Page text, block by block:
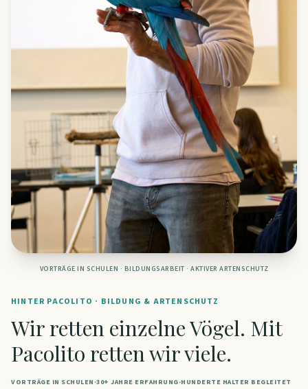
VORTRÄGE IN SCHULEN · BILDUNGSARBEIT · AKTIVER ARTENSCHUTZ
HINTER PACOLITO · BILDUNG & ARTENSCHUTZ
Wir retten einzelne Vögel. Mit
Pacolito retten wir viele.
VORTRÄGE IN SCHULEN ·30+ JAHRE ERFAHRUNG·HUNDERTE HALTER BEGLEITET